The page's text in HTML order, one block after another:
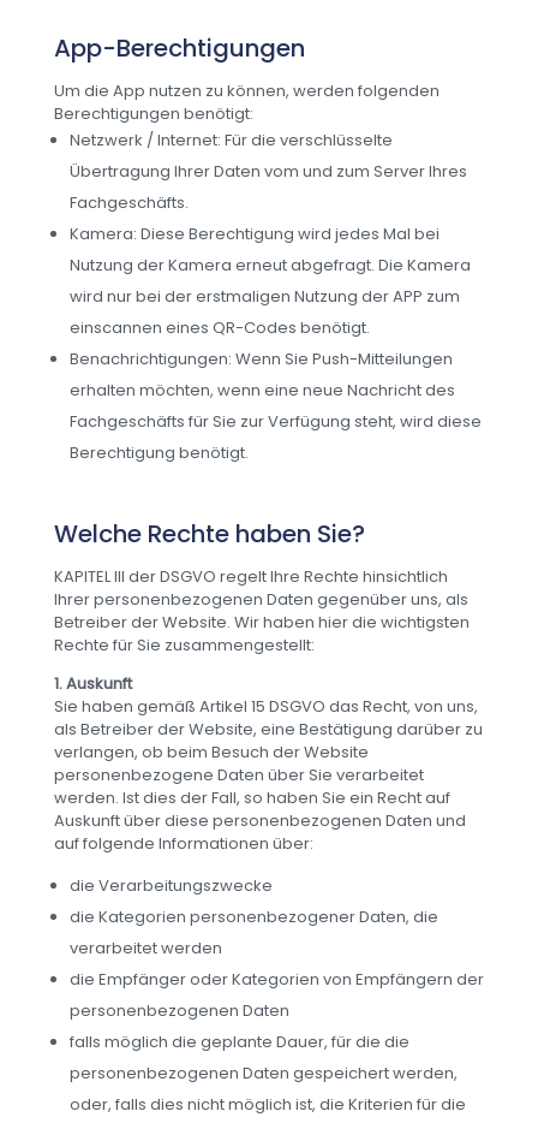
App-Berechtigungen
Um die App nutzen zu können, werden folgenden
Berechtigungen benötigt:
Netzwerk / Internet: Für die verschlüsselte
Übertragung Ihrer Daten vom und zum Server Ihres
Fachgeschäfts.
Kamera: Diese Berechtigung wird jedes Mal bei
Nutzung der Kamera erneut abgefragt. Die Kamera
wird nur bei der erstmaligen Nutzung der APP zum
einscannen eines QR-Codes benötigt.
Benachrichtigungen: Wenn Sie Push-Mitteilungen
erhalten möchten, wenn eine neue Nachricht des
Fachgeschäfts für Sie zur Verfügung steht, wird diese
Berechtigung benötigt.
Welche Rechte haben Sie?
KAPITEL III der DSGVO regelt Ihre Rechte hinsichtlich
Ihrer personenbezogenen Daten gegenüber uns, als
Betreiber der Website. Wir haben hier die wichtigsten
Rechte für Sie zusammengestellt:
1. Auskunft
Sie haben gemäß Artikel 15 DSGVO das Recht, von uns,
als Betreiber der Website, eine Bestätigung darüber zu
verlangen, ob beim Besuch der Website
personenbezogene Daten über Sie verarbeitet
werden. Ist dies der Fall, so haben Sie ein Recht auf
Auskunft über diese personenbezogenen Daten und
auf folgende Informationen über:
die Verarbeitungszwecke
die Kategorien personenbezogener Daten, die
verarbeitet werden
die Empfänger oder Kategorien von Empfängern der
personenbezogenen Daten
falls möglich die geplante Dauer, für die die
personenbezogenen Daten gespeichert werden,
oder, falls dies nicht möglich ist, die Kriterien für die